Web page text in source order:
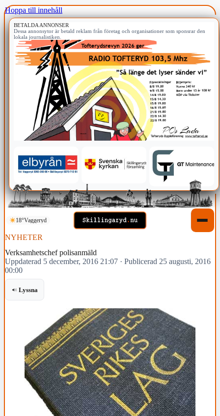
Hoppa till innehåll
BETALDA ANNONSER
Dessa annonsytor är betald reklam från företag och organisationer som sponsrar den
lokala journalistiken.
18°Vaggeryd
NYHETER
Verksamhetschef polisanmäld
Uppdaterad 5 december, 2016 21:07 · Publicerad 25 augusti, 2016
00:00
Lyssna